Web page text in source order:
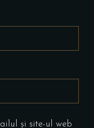
și site-ul web